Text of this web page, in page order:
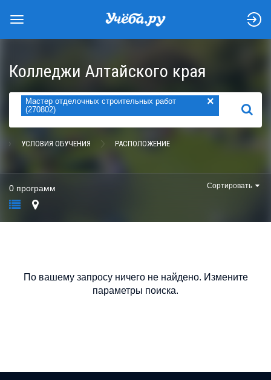
Колледжи Алтайского края
Мастер отделочных строительных работ
(270802)
×
НАЙТИ
УСЛОВИЯ ОБУЧЕНИЯ РАСПОЛОЖЕНИЕ
0 программ Сортировать
По вашему запросу ничего не найдено. Измените
параметры поиска.